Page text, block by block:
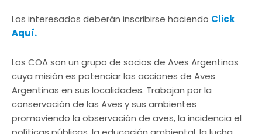
Los interesados deberán inscribirse haciendo Click
Aquí.
Los COA son un grupo de socios de Aves Argentinas
cuya misión es potenciar las acciones de Aves
Argentinas en sus localidades. Trabajan por la
conservación de las Aves y sus ambientes
promoviendo la observación de aves, la incidencia el